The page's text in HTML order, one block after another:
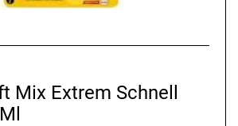
Mix Extrem Schnell